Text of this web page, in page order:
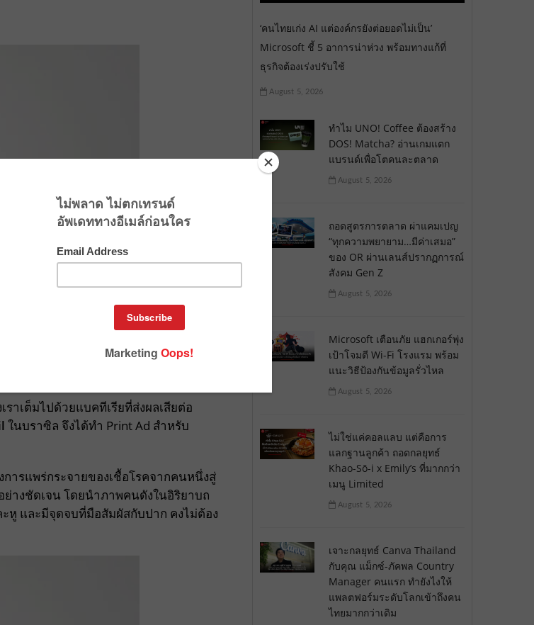
าเต็มไปด้วยแบคทีเรียที่ส่งผลเสียต่อ
ในบราซิล จึงได้ทำ Print Ad สำหรับ
ารแพร่กระจายของเชื้อโรคจากคนหนึ่งสู่
ย่างชัดเจน โดยนำภาพคนดังในอิริยาบถ
ะหู และมีจุดจบที่มือสัมผัสกับปาก คงไม่ต้อง
‘คนไทยเก่ง AI แต่องค์กรยังต่อยอดไม่เป็น’
Microsoft ชี้ 5 อาการน่าห่วง พร้อมทางแก้ที่
ธุรกิจต้องเร่งปรับใช้
August 5, 2026
ทำไม UNO! Coffee ต้องสร้าง
DOS! Matcha? อ่านเกมแตก
แบรนด์เพื่อโตคนละตลาด
August 5, 2026
ถอดสูตรการตลาด ผ่าแคมเปญ
“ทุกความพยายาม…มีค่าเสมอ”
ของ OR ผ่านเลนส์ปรากฏการณ์
สังคม Gen Z
August 5, 2026
Microsoft เตือนภัย แฮกเกอร์พุ่ง
เป้าโจมตี Wi-Fi โรงแรม พร้อม
แนะวิธีป้องกันข้อมูลรั่วไหล
August 5, 2026
ไม่ใช่แค่คอลแลบ แต่คือการ
แลกฐานลูกค้า ถอดกลยุทธ์
Khao-Sō-i x Emily’s ที่มากกว่า
เมนู Limited
August 5, 2026
เจาะกลยุทธ์ Canva Thailand
กับคุณ แม็กซ์-ภัคพล Country
Manager คนแรก ทำยังไงให้
แพลตฟอร์มระดับโลกเข้าถึงคน
ไทยมากกว่าเดิม